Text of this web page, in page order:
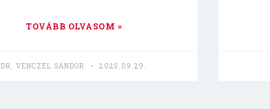
TOVÁBB OLVASOM »
DR. VENCZEL SÁNDOR 2025.09.29.